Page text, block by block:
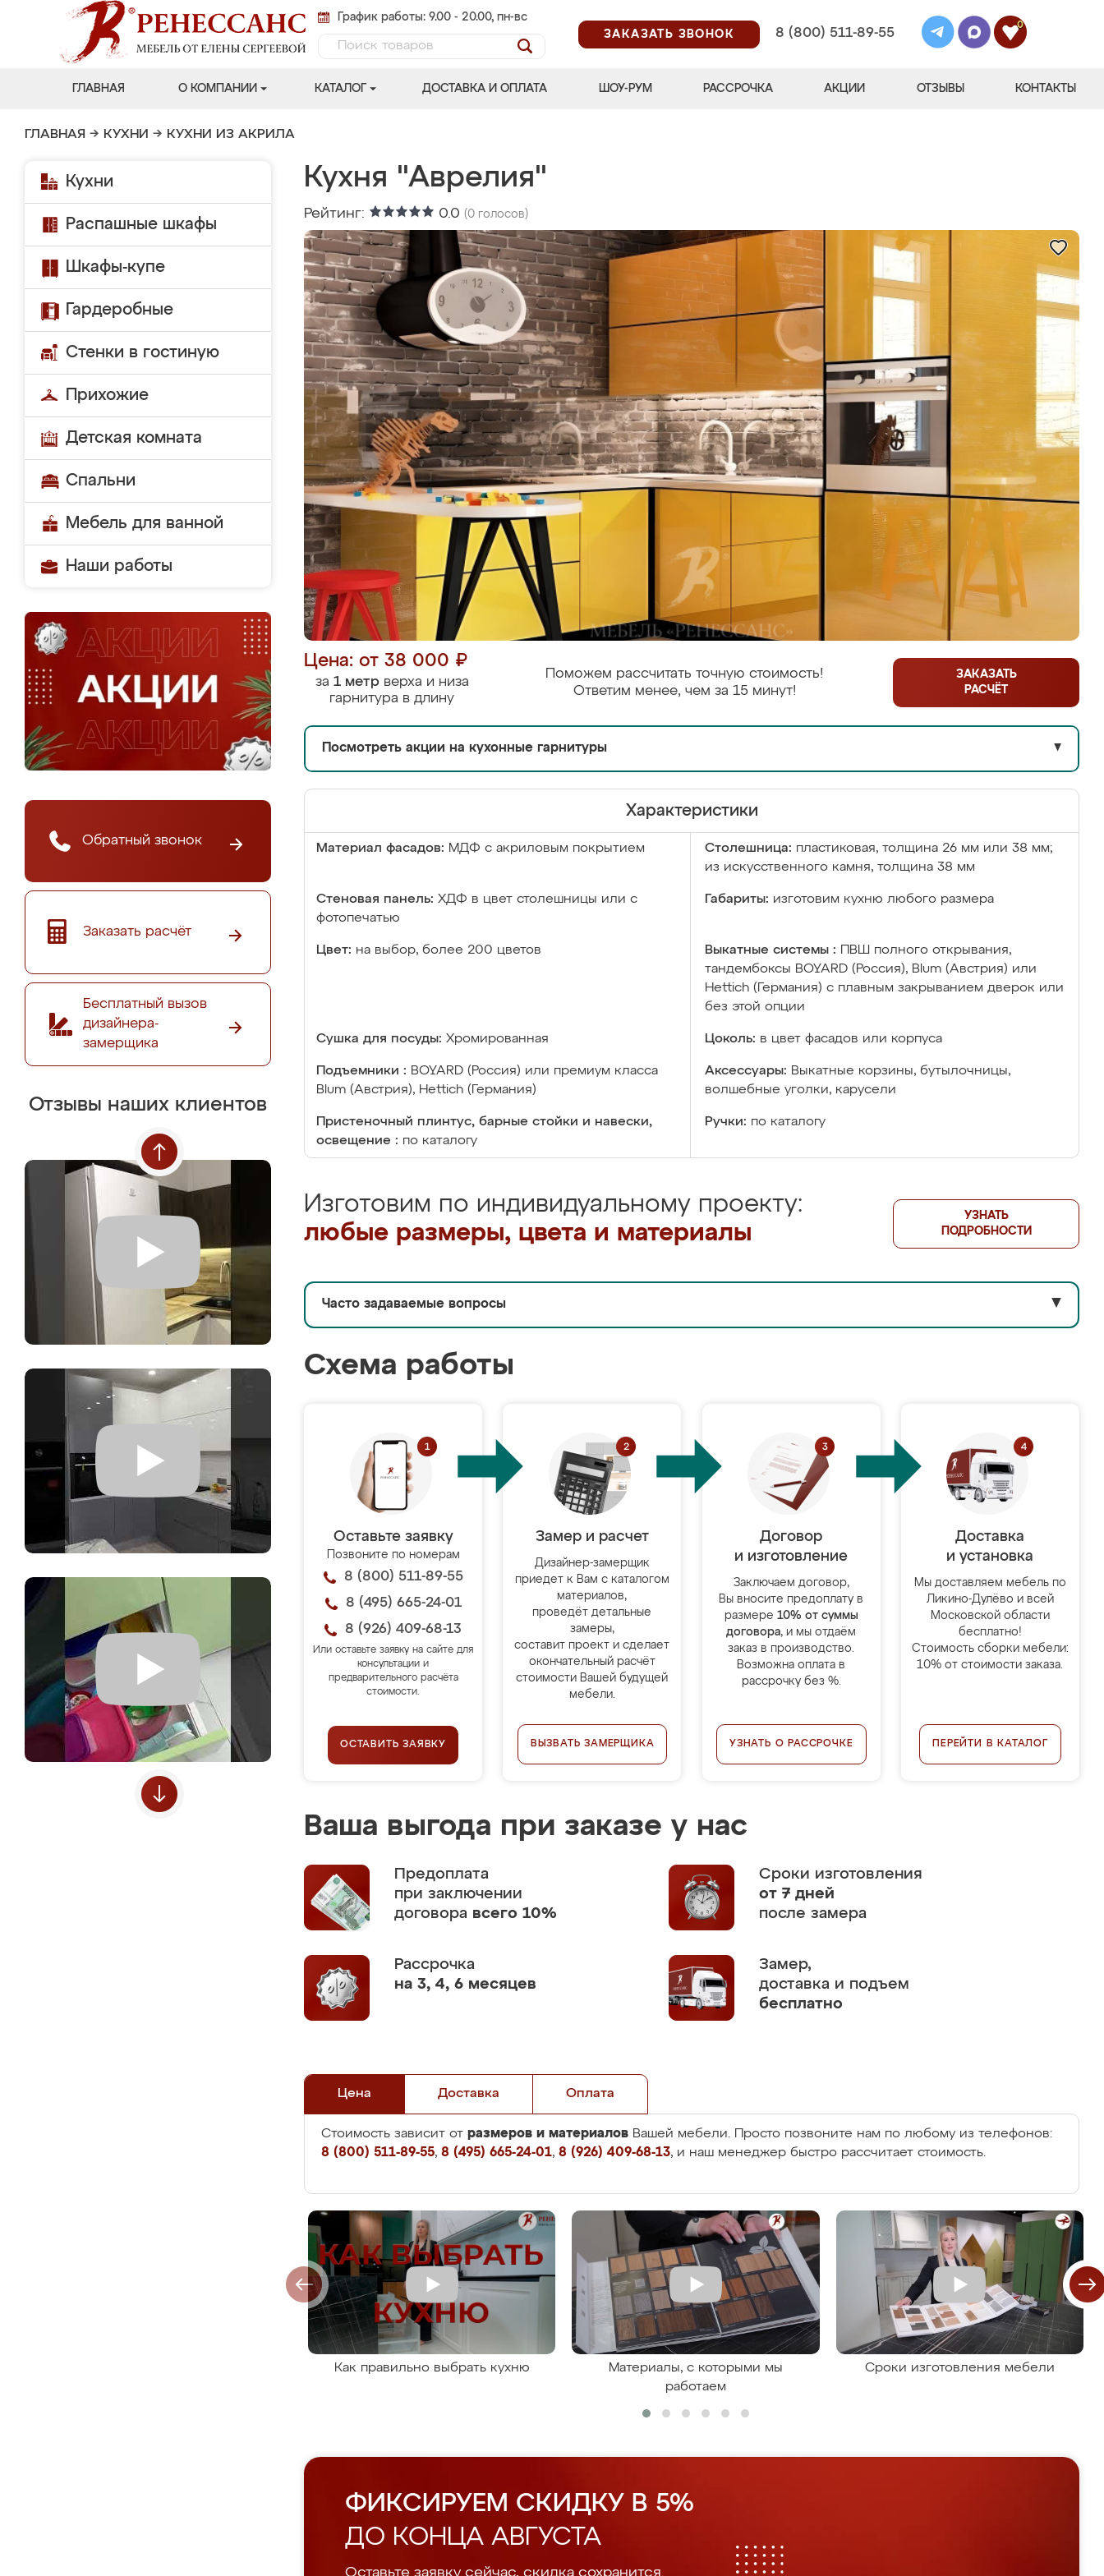
График работы: 9.00 - 20.00, пн-вс
ЗАКАЗАТЬ ЗВОНОК
8 (800) 511-89-55
0
ГЛАВНАЯ О КОМПАНИИ КАТАЛОГ ДОСТАВКА И ОПЛАТА ШОУ-РУМ РАССРОЧКА АКЦИИ ОТЗЫВЫ КОНТАКТЫ
ГЛАВНАЯ → КУХНИ → КУХНИ ИЗ АКРИЛА
Кухни
Распашные шкафы
Шкафы-купе
Гардеробные
Стенки в гостиную
Прихожие
Детская комната
Спальни
Мебель для ванной
Наши работы
Обратный звонок
Заказать расчёт
Бесплатный вызов
дизайнера-
замерщика
Отзывы наших клиентов
Кухня "Аврелия"
Рейтинг: 0.0 (0 голосов)
Цена: от 38 000 ₽
за 1 метрверха и низа
гарнитура в длину
Поможем рассчитать точную стоимость!
Ответим менее, чем за 15 минут!
ЗАКАЗАТЬ
РАСЧЁТ
Посмотреть акции на кухонные гарнитуры ▼
Характеристики
Материал фасадов: МДФ с акриловым покрытием Столешница: пластиковая, толщина 26 мм или 38 мм;
из искусственного камня, толщина 38 мм
Стеновая панель: ХДФ в цвет столешницы или с
фотопечатью
Габариты: изготовим кухню любого размера
Цвет: на выбор, более 200 цветов Выкатные системы :
ПВШ полного открывания,
тандембоксы BOYARD (Россия), Blum (Австрия) или
Hettich (Германия) с плавным закрыванием дверок или
без этой опции
Сушка для посуды: Хромированная Цоколь: в цвет фасадов или корпуса
Подъемники : BOYARD (Россия) или премиум класса
Blum (Австрия), Hettich (Германия)
Аксессуары: Выкатные корзины, бутылочницы,
волшебные уголки, карусели
Пристеночный плинтус, барные стойки и навески,
освещение : по каталогу
Ручки: по каталогу
Изготовим по индивидуальному проекту:
любые размеры, цвета и материалы
УЗНАТЬ
ПОДРОБНОСТИ
Часто задаваемые вопросы ▼
Схема работы
Оставьте заявку
Позвоните по номерам
8 (800) 511-89-55
8 (495) 665-24-01
8 (926) 409-68-13
Или оставьте заявку на сайте для
консультации и
предварительного расчёта
стоимости.
ОСТАВИТЬ ЗАЯВКУ
Замер и расчет
Дизайнер-замерщик
приедет к Вам с каталогом
материалов,
проведёт детальные
замеры,
составит проект и сделает
окончательный расчёт
стоимости Вашей будущей
мебели.
ВЫЗВАТЬ ЗАМЕРЩИКА
Договор
и изготовление
Заключаем договор,
Вы вносите предоплату в
размере 10% от суммы
договора, и мы отдаём
заказ в производство.
Возможна оплата в
рассрочку без %.
УЗНАТЬ О РАССРОЧКЕ
Доставка
и установка
Мы доставляем мебель по
Ликино-Дулёво и всей
Московской области
бесплатно!
Стоимость сборки мебели:
10% от стоимости заказа.
ПЕРЕЙТИ В КАТАЛОГ
Ваша выгода при заказе у нас
Предоплата
при заключении
договора всего 10%
Сроки изготовления
от 7 дней
после замера
Рассрочка
на 3, 4, 6 месяцев
Замер,
доставка и подъем
бесплатно
Цена Доставка Оплата
Стоимость зависит от размеров и материалов Вашей мебели. Просто позвоните нам по любому из телефонов:
8 (800) 511-89-55, 8 (495) 665-24-01, 8 (926) 409-68-13, и наш менеджер быстро рассчитает стоимость.
Как правильно выбрать кухню
Материалы, с которыми мы
работаем
Сроки изготовления мебели
ФИКСИРУЕМ СКИДКУ В 5%
ДО КОНЦА АВГУСТА
Оставьте заявку сейчас, скидка сохранится.